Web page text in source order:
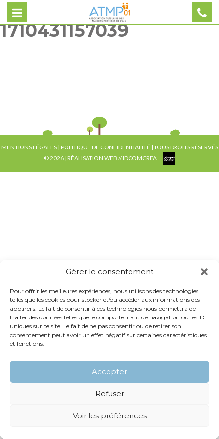
Gérer le consentement
Pour offrir les meilleures expériences, nous utilisons des technologies
telles que les cookies pour stocker et/ou accéder aux informations des
appareils. Le fait de consentir à ces technologies nous permettra de
traiter des données telles que le comportement de navigation ou les ID
uniques sur ce site. Le fait de ne pas consentir ou de retirer son
consentement peut avoir un effet négatif sur certaines caractéristiques
et fonctions.
Accepter
Refuser
Voir les préférences
1710431157039
MENTIONS LÉGALES| POLITIQUE DE CONFIDENTIALITÉ | TOUS DROITS RÉSERVÉS
© 2026 | RÉALISATION WEB //IDCOMCREA